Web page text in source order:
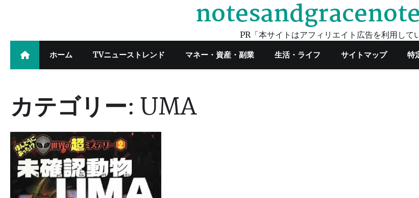
PR「本サイトはアフィリエイト広告を利用して
ホーム TVニューストレンド マネー・資産・副業 生活・ライフ サイトマップ 特
カテゴリー:UMA